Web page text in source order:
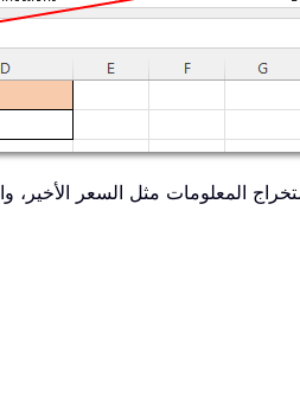
المعلومات مثل السعر